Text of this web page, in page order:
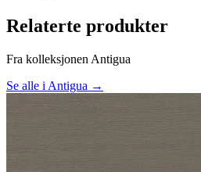
Relaterte produkter
Fra kolleksjonen Antigua
Se alle i Antigua →